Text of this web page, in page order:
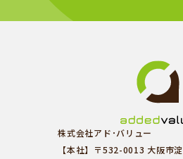
株式会社アド･バリュー
【本社】〒532-0013 大阪市